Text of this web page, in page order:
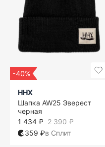
-40%
ННХ
Шапка AW25 Эверест
черная
2 390 ₽
1 434 ₽
359 ₽в Сплит